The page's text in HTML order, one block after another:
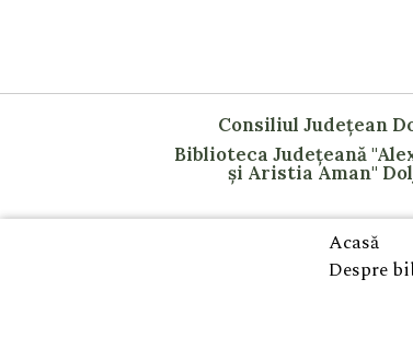
Consiliul Județean
Biblioteca Județeană
și Aristia Aman"
Acasă
Despre